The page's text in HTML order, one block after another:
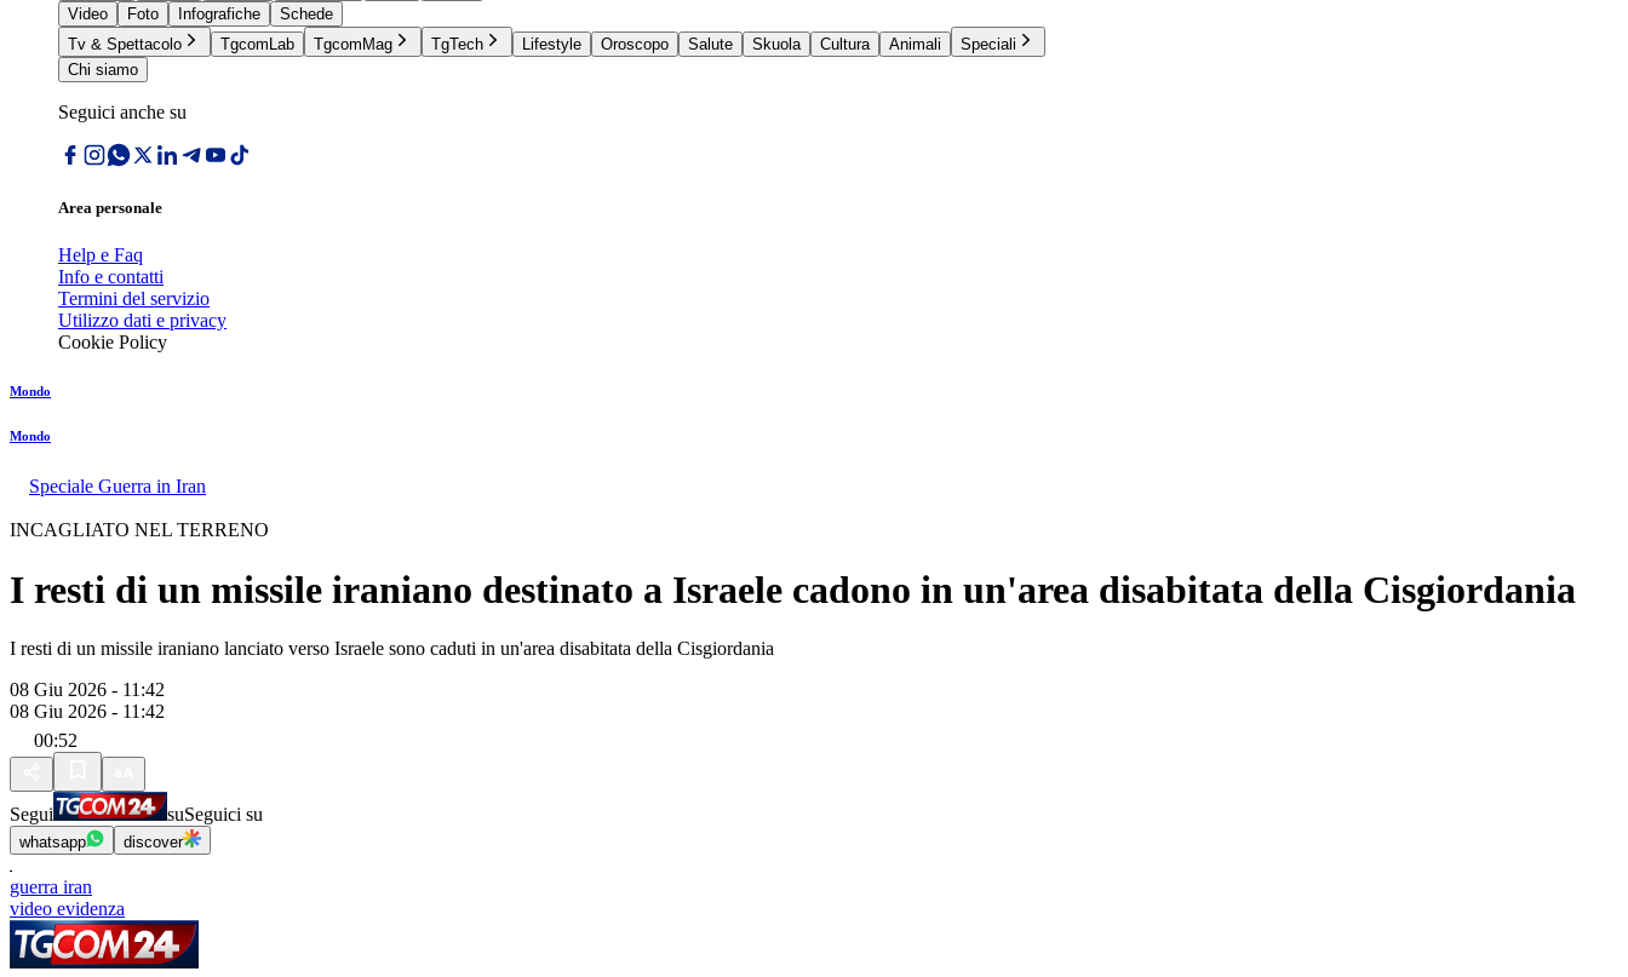
Video
Foto Infografiche
Schede
Tv & Spettacolo
TgcomLab TgcomMag TgTech Lifestyle Oroscopo Salute Skuola Cultura Animali
Speciali
Chi siamo
Seguici anche su
Area personale
Help e Faq
Info e contatti
Termini del servizio
Utilizzo dati e privacy
Cookie Policy
Mondo
Mondo
Speciale Guerra in Iran
INCAGLIATO NEL TERRENO
I resti di un missile iraniano destinato a Israele cadono in un'area disabitata della Cisgiordania
I resti di un missile iraniano lanciato verso Israele sono caduti in un'area disabitata della Cisgiordania
08 Giu 2026 - 11:42
08 Giu 2026 - 11:42
00:52
Segui suSeguici su
whatsapp discover
guerra iran
video evidenza